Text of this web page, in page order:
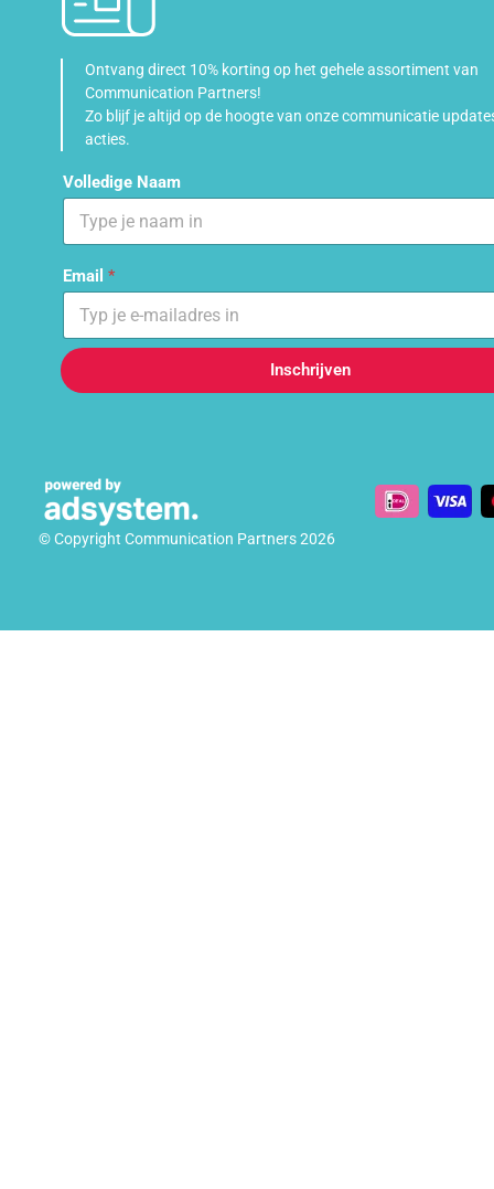
Ontvang direct 10% korting op het gehele assortiment van
Communication Partners!
Zo blijf je altijd op de hoogte van onze communicatie
acties.
Volledige Naam
Email *
Inschrijven
© Copyright Communication Partners 2026